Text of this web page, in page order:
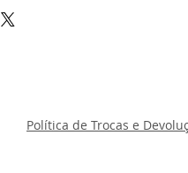
Política de Trocas e